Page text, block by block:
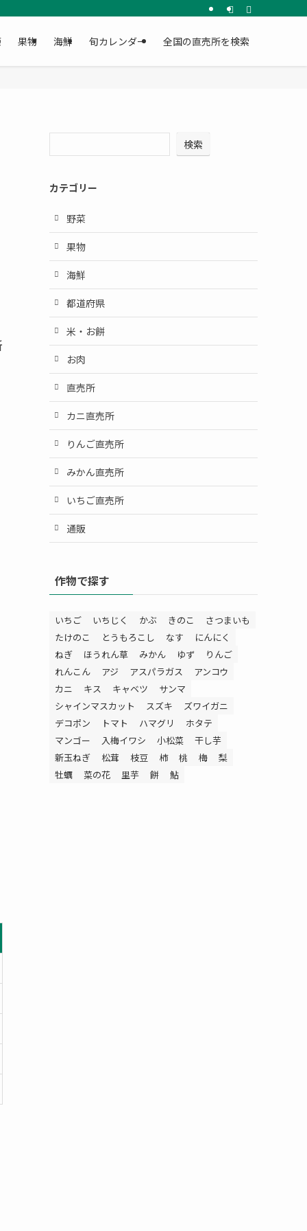
果物 海鮮 旬カレンダー 全国の直売所を検索
検索
カテゴリー
野菜
果物
海鮮
都道府県
米・お餅
お肉
直売所
カニ直売所
りんご直売所
みかん直売所
いちご直売所
通販
作物で探す
いちご いちじく かぶ きのこ
さつまいも
たけのこ
とうもろこし なす
にんにく
ねぎ
ほうれん草 みかん ゆず
りんご
れんこん
アジ アスパラガス
アンコウ
カニ
キス キャベツ
サンマ
シャインマスカット
スズキ
ズワイガニ
デコポン
トマト ハマグリ
ホタテ
マンゴー
入梅イワシ 小松菜
干し芋
新玉ねぎ
松茸 枝豆 柿 桃 梅
梨
牡蠣
菜の花 里芋 餅 鮎